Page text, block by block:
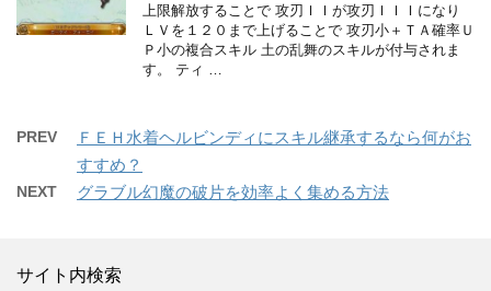
上限解放することで 攻刃ＩＩが攻刃ＩＩＩになり
ＬＶを１２０まで上げることで 攻刃小＋ＴＡ確率Ｕ
Ｐ小の複合スキル 土の乱舞のスキルが付与されま
す。 ティ …
PREV
ＦＥＨ水着ヘルビンディにスキル継承するなら何がお
すすめ？
NEXT グラブル幻魔の破片を効率よく集める方法
サイト内検索